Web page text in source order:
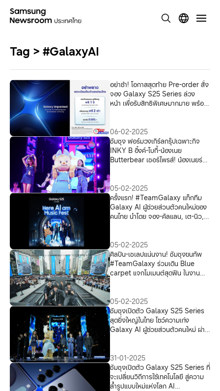
Tag > #GalaxyAI
อย่าช้า! โอกาสสุดท้าย Pre-order สั่ง
จอง Galaxy S25 Series ล่วง
หน้า เพื่อรับสิทธิพิเศษมากมาย พร้อม
06-02-2025
ซัมซุง ฟอร์มวงเกิร์ลกรุ๊ปเฉพาะกิจ
INKY B อิ้งค์-โบกี้-น้องเนย
Butterbear เซอร์ไพรส์! น้องเนยร่วม
Here AI am Music Fest”
05-02-2025
ครั้งแรก! #TeamGalaxy แท็กทีม
Galaxy AI ผู้ช่วยส่วนตัวคนใหม่ของ
คนไทย นำโดย จอง-คัลแลน, เต-นิว,
แลม เซอร์ไพรส์โชว์สุดอลังในงาน
“Galaxy S25 | Here AI am
Music Fest”
05-02-2025
ศิลปิน-เซเลปแน่นงาน! ซัมซุงขนทัพ
#TeamGalaxy ร่วมเดิน Blue
carpet แจกโมเมนต์สุดฟิน ในงาน
05-02-2025
ซัมซุงเปิดตัว Galaxy S25 Series
สุดยิ่งใหญ่ในไทย โชว์ความเก่ง
Galaxy AI ผู้ช่วยส่วนตัวคนใหม่ ผ่าน
am Music Fest”
31-01-2025
ซัมซุงเปิดตัว Galaxy S25 Series ที่
จะเปลี่ยนวิถีการใช้เทคโนโลยี สู่ความ
ล้ำรูปแบบใหม่แห่งโลก AI